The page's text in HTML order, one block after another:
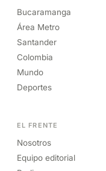
Bucaramanga
Área Metro
Santander
Colombia
Mundo
Deportes
EL FRENTE
Nosotros
Equipo editorial